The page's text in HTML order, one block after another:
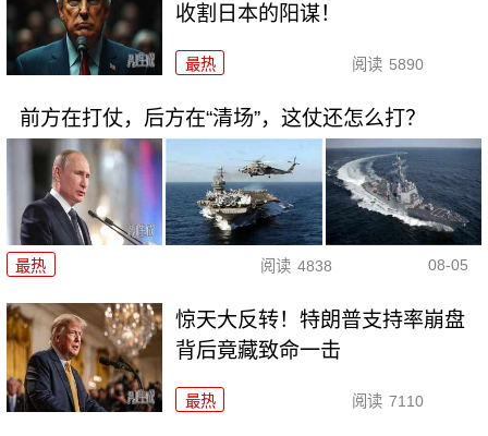
收割日本的阳谋！
最热 阅读 5890
前方在打仗，后方在“清场”，这仗还怎么打？
最热 阅读 4838 08-05
惊天大反转！特朗普支持率崩盘
背后竟藏致命一击
最热 阅读 7110